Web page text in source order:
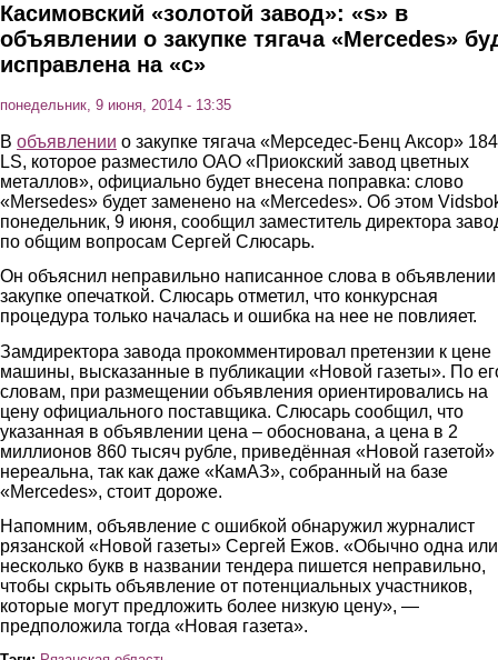
Касимовский «золотой завод»: «s» в
объявлении о закупке тягача «Mercedes»
исправлена на «с»
понедельник, 9 июня, 2014 - 13:35
В объявлении о закупке тягача «Мерседес-Бенц Аксор»
LS, которое разместило ОАО «Приокский завод цветных
металлов», официально будет внесена поправка: слово
«Mersedes» будет заменено на «Mercedes». Об этом
понедельник, 9 июня, сообщил заместитель директора
по общим вопросам Сергей Слюсарь.
Он объяснил неправильно написанное слова в
закупке опечаткой. Слюсарь отметил, что конкурсная
процедура только началась и ошибка на нее не повлияет.
Замдиректора завода прокомментировал претензии к цене
машины, высказанные в публикации «Новой газеты». По
словам, при размещении объявления ориентировались на
цену официального поставщика. Слюсарь сообщил, что
указанная в объявлении цена – обоснована, а цена в 2
миллионов 860 тысяч рубле, приведённая «Новой газетой»
нереальна, так как даже «КамАЗ», собранный на базе
«Mercedes», стоит дороже.
Напомним, объявление с ошибкой обнаружил журналист
рязанской «Новой газеты» Сергей Ежов. «Обычно одна или
несколько букв в названии тендера пишется неправильно,
чтобы скрыть объявление от потенциальных участников,
которые могут предложить более низкую цену», —
предположила тогда «Новая газета».